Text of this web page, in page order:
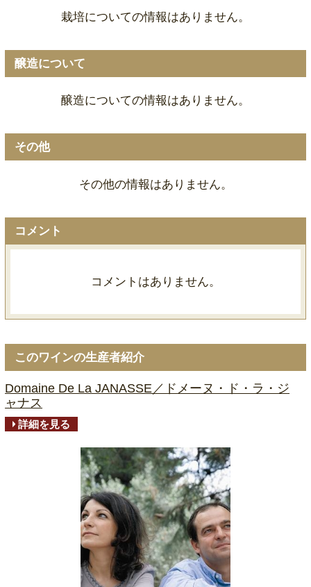
栽培についての情報はありません。
醸造について
醸造についての情報はありません。
その他
その他の情報はありません。
コメント
コメントはありません。
このワインの生産者紹介
Domaine De La JANASSE／ドメーヌ・ド・ラ・ジ
ャナス
詳細を見る